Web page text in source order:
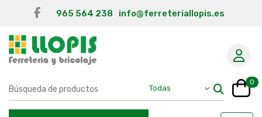
965 564 238 info@ferreteriallopis.es
0